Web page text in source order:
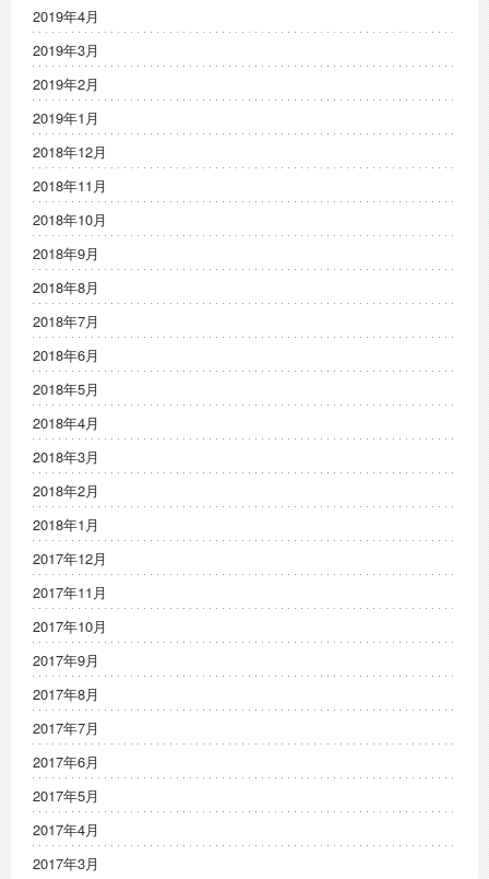
2019年4月
2019年3月
2019年2月
2019年1月
2018年12月
2018年11月
2018年10月
2018年9月
2018年8月
2018年7月
2018年6月
2018年5月
2018年4月
2018年3月
2018年2月
2018年1月
2017年12月
2017年11月
2017年10月
2017年9月
2017年8月
2017年7月
2017年6月
2017年5月
2017年4月
2017年3月